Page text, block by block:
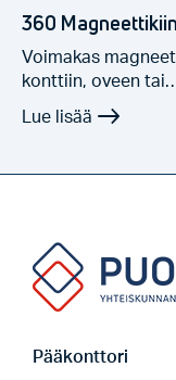
360
Voimakas
konttiin, oveen
Pääkonttori